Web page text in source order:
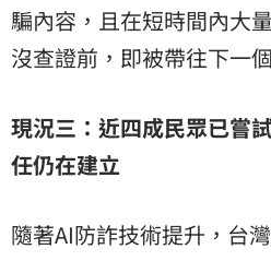
騙內容，且在短時間內大
沒查證前，即被帶往下一
現況三：近四成民眾已嘗
任仍在建立
隨著AI防詐技術提升，台